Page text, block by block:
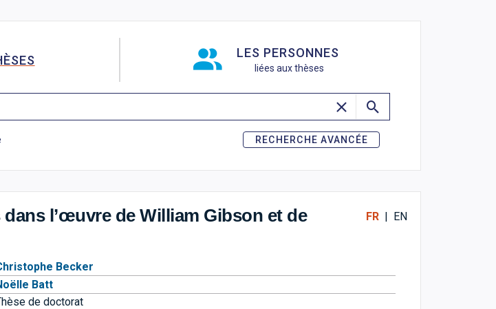
LES PERSONNES
liées aux thèses
RECHERCHE AVANCÉE
l’œuvre de William Gibson et de
FR| EN
Becker
Batt
de doctorat